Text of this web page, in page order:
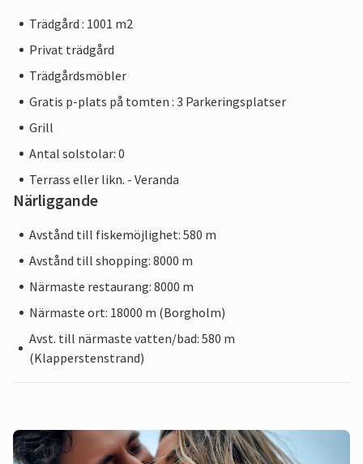
Trädgård : 1001 m2
Privat trädgård
Trädgårdsmöbler
Gratis p-plats på tomten : 3 Parkeringsplatser
Grill
Antal solstolar: 0
Terrass eller likn. - Veranda
Närliggande
Avstånd till fiskemöjlighet: 580 m
Avstånd till shopping: 8000 m
Närmaste restaurang: 8000 m
Närmaste ort: 18000 m (Borgholm)
Avst. till närmaste vatten/bad: 580 m
(Klapperstenstrand)